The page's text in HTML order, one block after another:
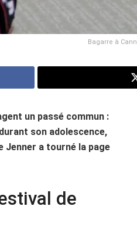
Bagarre à
un passé commun :
son adolescence,
Jenner a tourné la page
de